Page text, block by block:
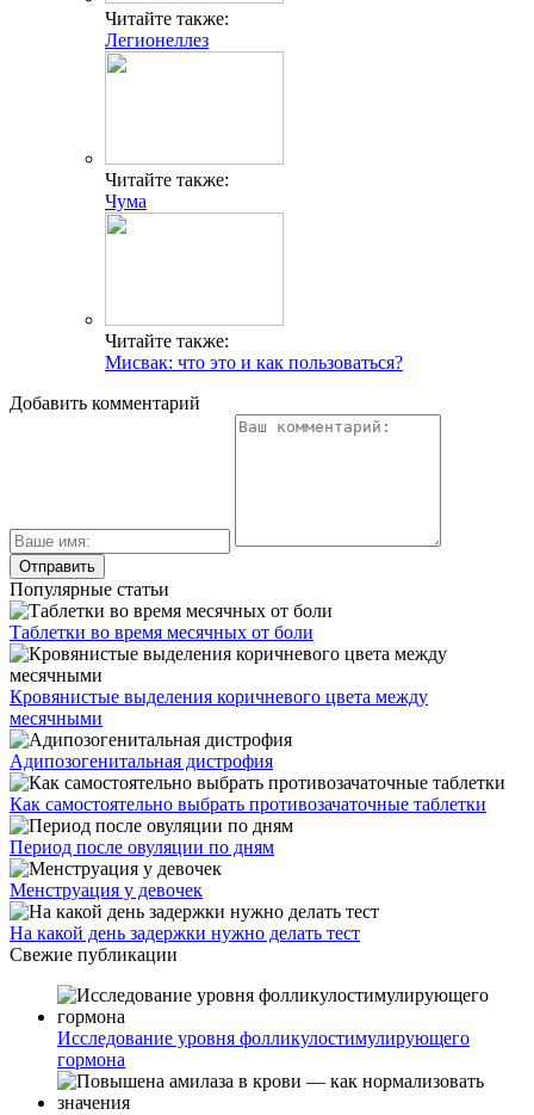
Читайте также:
Легионеллез
Читайте также:
Чума
Читайте также:
Мисвак: что это и как пользоваться?
Добавить комментарий
Популярные статьи
Таблетки во время месячных от боли
Кровянистые выделения коричневого цвета между
месячными
Адипозогенитальная дистрофия
Как самостоятельно выбрать противозачаточные таблетки
Период после овуляции по дням
Менструация у девочек
На какой день задержки нужно делать тест
Свежие публикации
Исследование уровня фолликулостимулирующего
гормона